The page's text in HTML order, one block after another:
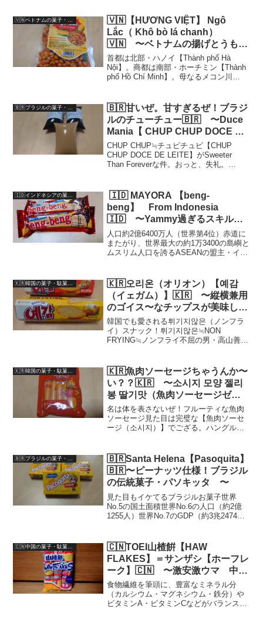
🇻🇳【HƯƠNG VIỆT】 Ngô
Lắc（ Khô bò lá chanh）
🇻🇳 〜ベトナムの揚げとうもろ
こしがハイパー美味い件！〜
首都は北部・ハノイ【Thành phố Hà
Nội】。商都は南部・ホーチミン【Thành
phố Hồ Chí Minh】。母なるメコン川
ン・デルタ...
🇧🇷ブラジルの菓子・駄菓子（Brazilian-Snack）
🇧🇷甘いぜ。甘すぎるぜ！ブラジ
ルのチューチュー🇧🇷 〜Duce
Mania【 CHUP CHUP DOCE DE
LEITE】〜
CHUP CHUP≒チュピチュピ【CHUP
CHUP DOCE DE LEITE】がSweeter
Than Foreverな件。おっと、失礼。
ゼ...
🇮🇩インドネシアの菓子（Indonesian--Snack））
🇮🇩 MAYORA 【beng-
beng】 From Indonesia
🇮🇩 〜Yammy過ぎるスキルの
チョコクリスピー〜
人口約2億6400万人（世界第4位）赤道に
またがり、世界最大の約1万3400の島嶼と
ムスリム人口を誇るASEANの盟主・イン
【Jak...
🇰🇷오리온（オリオン）【예감
（イェガム）】🇰🇷 〜縦横兼用
のゴイス〜なチップスが美味しい
件〜
韓国でも愛される튀기지않은（ノンフラ
イ）スナック！튀기지않은≒NON
FRYING≒ノンフライ不屈の男・高山善廣
ー？？って、それは【ドン・フライ≒Don
Frye】やろ...
🇰🇷魚肉ソーセージちゃうんか〜
い？？🇰🇷 〜소시지 모양 젤리
봉 딸기맛（魚肉ソーセージゼリ
ー棒 🍓味）
名は体を表さないぜ！フルーティな魚肉
ソーセージ見た目は完璧な【魚肉ソーセ
ージ（소시지）】でござる。ハングルが
かし。袋を開けた刹那、強烈に香るフル
ーティなオイニ〜が半端な...
🇧🇷ブラジルの菓子・駄菓子（Brazilian-Snack）
🇧🇷Santa Helena【Pasoquita】
🇧🇷〜ピーナッツ仕様！ブラジル
の伝統菓子・パソキッタ 〜
見た目もイケてるブラジルお菓子世界
No.5の国土面積世界No.6の人口（約2億
1255人）世界No.7のGDP（約3兆2474億
No.1！！日本とは地球のほぼ裏側に位置
する国...
🇨🇳TOEI山楂餠【HAW
FLAKES】＝サンザシ【ホーフレ
ーク】🇨🇳 〜激安激ウマ 中国
版干し菓子〜
食物繊維を筆頭に、豊富なミネラル分
（カルシウム・マグネシウム・鉄分）や
ビタミンA・ビタミンCなどがバランス良